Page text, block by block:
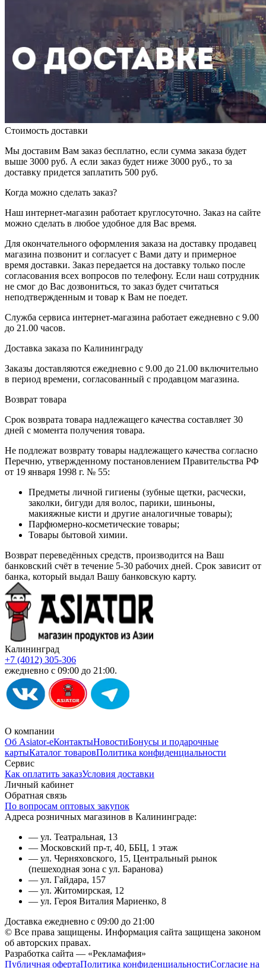
Стоимость доставки
Мы доставим Вам заказ бесплатно, если сумма заказа будет
выше 3000 руб. А если заказ будет ниже 3000 руб., то за
доставку придется заплатить 500 руб.
Когда можно сделать заказ?
Наш интернет-магазин работает круглосуточно. Заказ на сайте
можно сделать в любое удобное для Вас время.
Для окончательного оформления заказа на доставку продавец
магазина позвонит и согласует с Вами дату и примерное
время доставки. Заказ передается на доставку только после
согласования всех вопросов по телефону. Если наш сотрудник
не смог до Вас дозвониться, то заказ будет считаться
неподтвержденным и товар к Вам не поедет.
Служба сервиса интернет-магазина работает ежедневно с 9.00
до 21.00 часов.
Доставка заказа по Калининграду
Заказы доставляются ежедневно с 9.00 до 21.00 включительно
в период времени, согласованный с продавцом магазина.
Возврат товара
Срок возврата товара надлежащего качества составляет 30
дней с момента получения товара.
Не подлежат возврату товары надлежащего качества согласно
Перечню, утвержденному постановлением Правительства РФ
от 19 января 1998 г. № 55:
Предметы личной гигиены (зубные щетки, расчески,
заколки, бигуди для волос, парики, шиньоны,
макияжные кисти и другие аналогичные товары);
Парфюмерно-косметические товары;
Товары бытовой химии.
Возврат переведённых средств, производится на Ваш
банковский счёт в течение 5-30 рабочих дней. Срок зависит от
банка, который выдал Вашу банковскую карту.
Калининград
+7 (4012) 305-306
ежедневно с 09:00 до 21:00.
О компании
Об Asiator-еКонтактыНовостиБонусы и подарочные
картыКаталог товаровПолитика конфиденциальности
Сервис
Как оплатить заказУсловия доставки
Личный кабинет
Обратная связь
По вопросам оптовых закупок
Адреса розничных магазинов в Калининграде:
— ул. Театральная, 13
— Московский пр-т, 40, ББЦ, 1 этаж
— ул. Черняховского, 15, Центральный рынок
(пешеходная зона с ул. Баранова)
— ул. Гайдара, 157
— ул. Житомирская, 12
— ул. Героя Виталия Мариенко, 8
Доставка ежедневно с 09:00 до 21:00
© Все права защищены. Информация сайта защищена законом
об авторских правах.
Разработка сайта — «Рекламафия»
Публичная офертаПолитика конфиденциальностиСогласие на